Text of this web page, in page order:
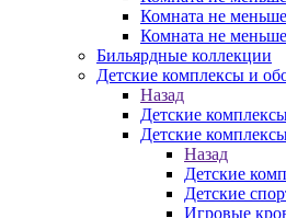
Комната не
Комната не
Бильярдные коллекции
Детские комплексы и
Назад
Детские
Детские
Назад
Детские
Детские
Игровые